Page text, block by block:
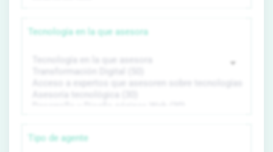
Tecnología en la que asesora
Tipo de agente